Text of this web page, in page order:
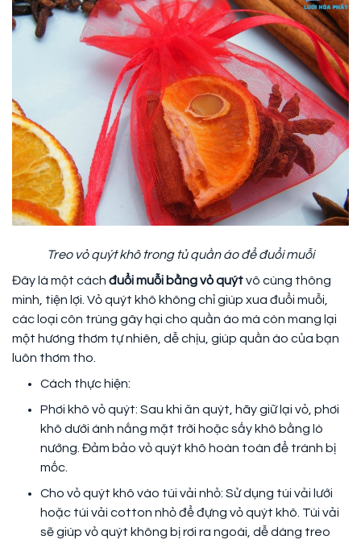
Treo vỏ quýt khô trong tủ quần áo để đuổi muỗi
Đây là một cách đuổi muỗi bằng vỏ quýtvô cùng thông
minh, tiện lợi. Vỏ quýt khô không chỉ giúp xua đuổi muỗi,
các loại côn trùng gây hại cho quần áo mà còn mang lại
một hương thơm tự nhiên, dễ chịu, giúp quần áo của bạn
luôn thơm tho.
Cách thực hiện:
Phơi khô vỏ quýt: Sau khi ăn quýt, hãy giữ lại vỏ, phơi
khô dưới ánh nắng mặt trời hoặc sấy khô bằng lò
nướng. Đảm bảo vỏ quýt khô hoàn toàn để tránh bị
mốc.
Cho vỏ quýt khô vào túi vải nhỏ: Sử dụng túi vải lưới
hoặc túi vải cotton nhỏ để đựng vỏ quýt khô. Túi vải
sẽ giúp vỏ quýt không bị rơi ra ngoài, dễ dàng treo